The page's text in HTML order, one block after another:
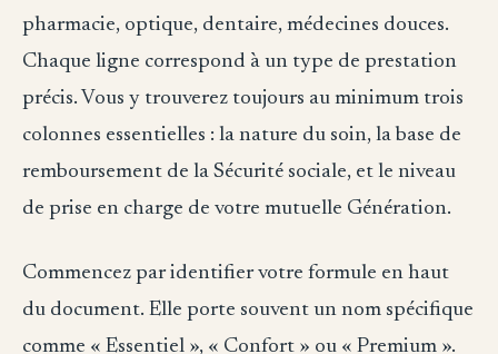
pharmacie, optique, dentaire, médecines douces.
Chaque ligne correspond à un type de prestation
précis. Vous y trouverez toujours au minimum trois
colonnes essentielles : la nature du soin, la base de
remboursement de la Sécurité sociale, et le niveau
de prise en charge de votre mutuelle Génération.
Commencez par identifier votre formule en haut
du document. Elle porte souvent un nom spécifique
comme « Essentiel », « Confort » ou « Premium ».